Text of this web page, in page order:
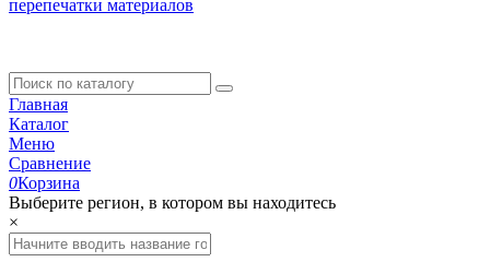
перепечатки материалов
Главная
Каталог
Меню
Сравнение
0Корзина
Выберите регион, в котором вы находитесь
×